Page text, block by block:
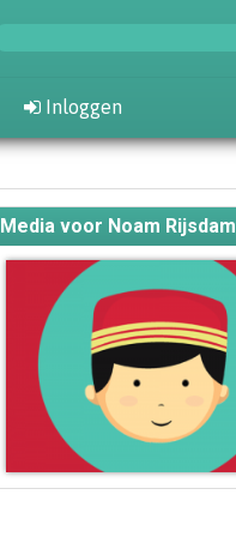
Inloggen
Media voor Noam Rijsdam